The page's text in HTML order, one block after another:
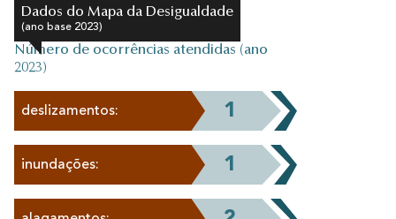
Dados do Mapa da Desigualdade
(ano base 2023)
Número de ocorrências atendidas (ano
2023)
deslizamentos: 1
inundações: 1